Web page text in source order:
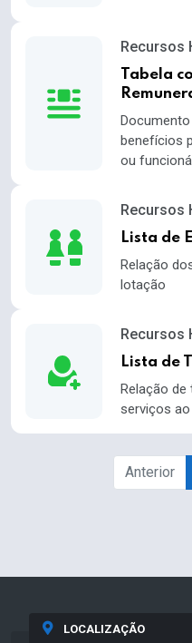
Recursos
Tabela
benefícios
ou
Recursos
Lista de
Relação
lotação
Recursos
Lista de
Relação
serviços
Anterior
LOCALIZAÇÃO